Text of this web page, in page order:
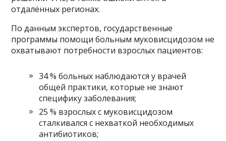
отдалённых регионах.
По данным экспертов, государственные
программы помощи больным муковисцидозом не
охватывают потребности взрослых пациентов:
34 % больных наблюдаются у врачей
общей практики, которые не знают
специфику заболевания;
25 % взрослых с муковисцидозом
сталкивался с нехваткой необходимых
антибиотиков;